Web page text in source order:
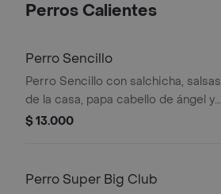
Perros Calientes
Perro Sencillo
Perro Sencillo con salchicha, salsas
de la casa, papa cabello de ángel y
pepinillos. Acompañado de papas
$ 13.000
Perro Super Big Club